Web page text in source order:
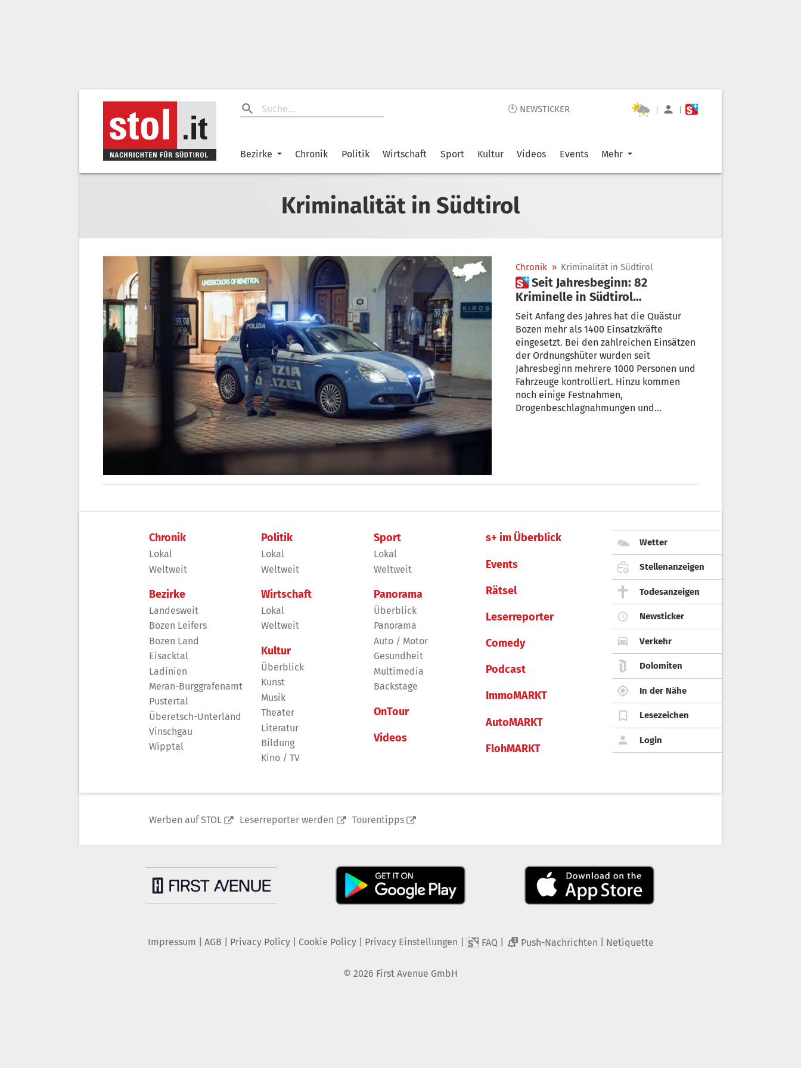
🕙 NEWSTICKER | |
Bezirke Chronik Politik Wirtschaft Sport Kultur Videos Events Mehr
Kriminalität in Südtirol
Chronik » Kriminalität in Südtirol
 Seit Jahresbeginn: 82
Kriminelle in Südtirol
festgenommen
Seit Anfang des Jahres hat die Quästur
Bozen mehr als 1400 Einsatzkräfte
eingesetzt. Bei den zahlreichen Einsätzen
der Ordnungshüter wurden seit
Jahresbeginn mehrere 1000 Personen und
Fahrzeuge kontrolliert. Hinzu kommen
noch einige Festnahmen,
Drogenbeschlagnahmungen und
Chronik
Lokal
Weltweit
Bezirke
Landesweit
Bozen Leifers
Bozen Land
Eisacktal
Ladinien
Meran-Burggrafenamt
Pustertal
Überetsch-Unterland
Vinschgau
Wipptal
Politik
Lokal
Weltweit
Wirtschaft
Lokal
Weltweit
Kultur
Überblick
Kunst
Musik
Theater
Literatur
Bildung
Kino / TV
Sport
Lokal
Weltweit
Panorama
Überblick
Panorama
Auto / Motor
Gesundheit
Multimedia
Backstage
OnTour
Videos
s+ im Überblick
Events
Rätsel
Leserreporter
Comedy
Podcast
ImmoMARKT
AutoMARKT
FlohMARKT
Wetter
Stellenanzeigen
Todesanzeigen
Newsticker
Verkehr
Dolomiten
In der Nähe
Lesezeichen
Login
Werben auf STOL Leserreporter werden Tourentipps
Impressum AGB Privacy Policy| Cookie Policy| Privacy Einstellungen FAQ 2 Push-Nachrichten Netiquette
© 2026 First Avenue GmbH